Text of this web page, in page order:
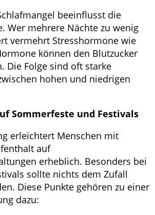
beeinflusst die
Wer mehrere Nächte zu wenig
vermehrt Stresshormone wie
können den Blutzucker
Die Folge sind oft starke
hohen und niedrigen
Sommerfeste und Festivals
erleichtert Menschen mit
auf
erheblich. Besonders bei
sollte nichts dem Zufall
Diese Punkte gehören zu einer
dazu: